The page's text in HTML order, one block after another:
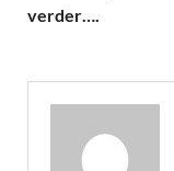
verder….